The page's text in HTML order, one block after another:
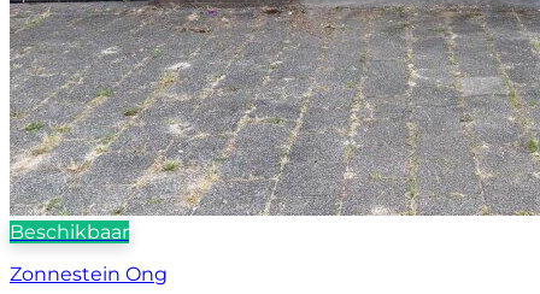
Beschikbaar
Zonnestein Ong